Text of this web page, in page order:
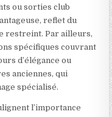
ou sorties club
reflet du
restreint. Par ailleurs,
spécifiques couvrant
d’élégance ou
anciennes, qui
spécialisé.
l’importance